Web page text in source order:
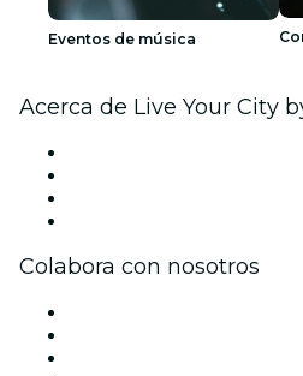
Eventos de música
Acerca de Live Your City
Colabora con nosotros